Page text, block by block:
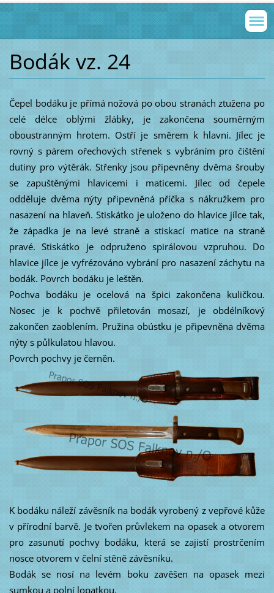
Bodák vz. 24
Čepel bodáku je přímá nožová po obou stranách ztužena po
celé délce oblými žlábky, je zakončena souměrným
oboustranným hrotem. Ostří je směrem k hlavni. Jílec je
rovný s párem ořechových střenek s vybráním pro čištění
dutiny pro výtěrák. Střenky jsou připevněny dvěma šrouby
se zapuštěnými hlavicemi i maticemi. Jílec od čepele
odděluje dvěma nýty připevněná příčka s nákružkem pro
nasazení na hlaveň. Stiskátko je uloženo do hlavice jílce tak,
že západka je na levé straně a stiskací matice na straně
pravé. Stiskátko je odpruženo spirálovou vzpruhou. Do
hlavice jílce je vyfrézováno vybrání pro nasazení záchytu na
bodák. Povrch bodáku je leštěn.
Pochva bodáku je ocelová na špici zakončena kuličkou.
Nosec je k pochvě přiletován mosazí, je obdélníkový
zakončen zaoblením. Pružina obústku je připevněna dvěma
nýty s půlkulatou hlavou.
Povrch pochvy je černěn.
K bodáku náleží závěsník na bodák vyrobený z vepřové kůže
v přírodní barvě. Je tvořen průvlekem na opasek a otvorem
pro zasunutí pochvy bodáku, která se zajistí prostrčením
nosce otvorem v čelní stěně závěsníku.
Bodák se nosí na levém boku zavěšen na opasek mezi
sumkou a polní lopatkou.